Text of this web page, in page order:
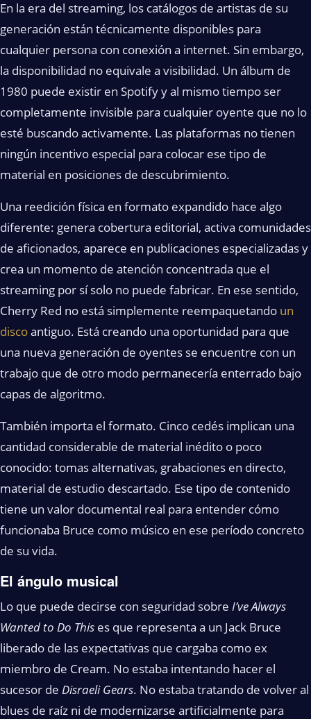
En la era del streaming, los catálogos de artistas de su
generación están técnicamente disponibles para
cualquier persona con conexión a internet. Sin embargo,
la disponibilidad no equivale a visibilidad. Un álbum de
1980 puede existir en Spotify y al mismo tiempo ser
completamente invisible para cualquier oyente que no lo
esté buscando activamente. Las plataformas no tienen
ningún incentivo especial para colocar ese tipo de
material en posiciones de descubrimiento.
Una reedición física en formato expandido hace algo
diferente: genera cobertura editorial, activa comunidades
de aficionados, aparece en publicaciones especializadas y
crea un momento de atención concentrada que el
streaming por sí solo no puede fabricar. En ese sentido,
Cherry Red no está simplemente reempaquetando un
discoantiguo. Está creando una oportunidad para que
una nueva generación de oyentes se encuentre con un
trabajo que de otro modo permanecería enterrado bajo
capas de algoritmo.
También importa el formato. Cinco cedés implican una
cantidad considerable de material inédito o poco
conocido: tomas alternativas, grabaciones en directo,
material de estudio descartado. Ese tipo de contenido
tiene un valor documental real para entender cómo
funcionaba Bruce como músico en ese período concreto
de su vida.
El ángulo musical
Lo que puede decirse con seguridad sobre I’ve Always
Wanted to Do This es que representa a un Jack Bruce
liberado de las expectativas que cargaba como ex
miembro de Cream. No estaba intentando hacer el
sucesor de Disraeli Gears. No estaba tratando de volver al
blues de raíz ni de modernizarse artificialmente para